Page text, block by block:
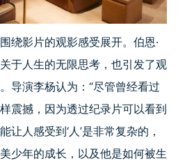
绕影片的观影感受展开。伯恩·
于人生的无限思考，也引发了观
导演李杨认为：“尽管曾经看过
震撼，因为透过纪录片可以看到
人感受到‘人’是非常复杂的，
少年的成长，以及他是如何被生